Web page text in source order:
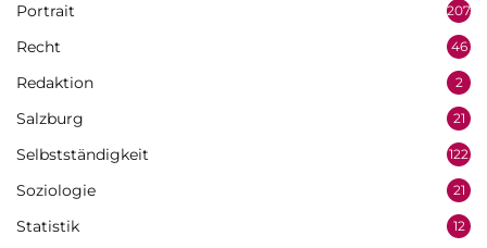
Portrait 207
Recht 46
Redaktion 2
Salzburg 21
Selbstständigkeit 122
Soziologie 21
Statistik 12